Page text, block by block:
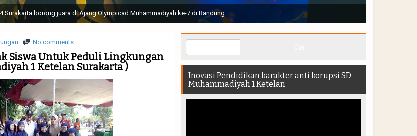
Muhammadiyah ( TSPM ) di Stadion Manahan Solo || Ir. H. Joko Widodo selaku Presiden RI membuka Acara Muktamar
bendera dan tari memukau seluruh Muktamar dan Muktamirin yang hadir di dalam stadion
No comments
Siswa Untuk Peduli Lingkungan
1 Ketelan Surakarta )
Inovasi Pendidikan karakter anti korupsi SD
Muhammadiyah 1 Ketelan